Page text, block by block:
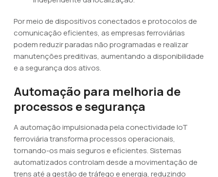
Por meio de dispositivos conectados e protocolos de
comunicação eficientes, as empresas ferroviárias
podem reduzir paradas não programadas e realizar
manutenções preditivas, aumentando a disponibilidade
e a segurança dos ativos.
Automação para melhoria de
processos e segurança
A automação impulsionada pela conectividade IoT
ferroviária transforma processos operacionais,
tornando-os mais seguros e eficientes. Sistemas
automatizados controlam desde a movimentação de
trens até a gestão de tráfego e energia, reduzindo